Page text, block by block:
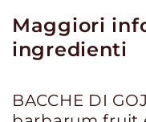
Maggiori
ingredienti
BACCHE DI